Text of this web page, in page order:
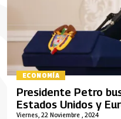
ECONOMÍA
Viernes, 22 Noviembre , 2024
Presidente Petro
Estados Unidos y